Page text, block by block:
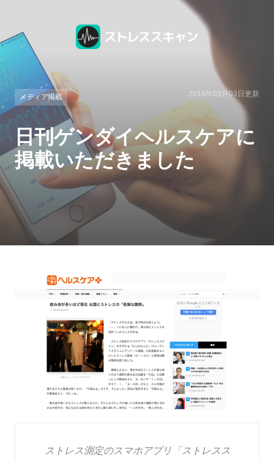
メディア掲載 2018年03月03日 更新
日刊ゲンダイヘルスケアに
掲載いただきました
ストレス測定のスマホアプリ「ストレスス